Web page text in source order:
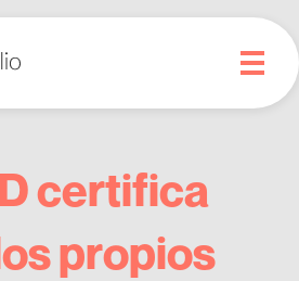
certifica
propios